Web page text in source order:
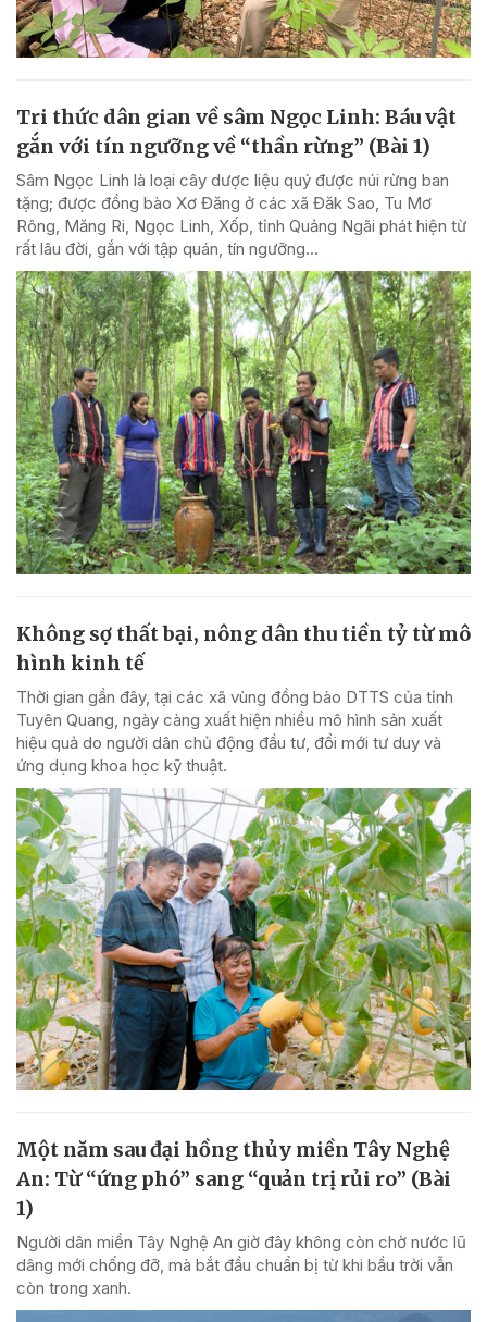
Tri thức dân gian về sâm Ngọc Linh: Báu vật
gắn với tín ngưỡng về “thần rừng” (Bài 1)
Sâm Ngọc Linh là loại cây dược liệu quý được núi rừng ban
tặng; được đồng bào Xơ Đăng ở các xã Đăk Sao, Tu Mơ
Rông, Măng Ri, Ngọc Linh, Xốp, tỉnh Quảng Ngãi phát hiện từ
rất lâu đời, gắn với tập quán, tín ngưỡng...
Không sợ thất bại, nông dân thu tiền tỷ từ mô
hình kinh tế
Thời gian gần đây, tại các xã vùng đồng bào DTTS của tỉnh
Tuyên Quang, ngày càng xuất hiện nhiều mô hình sản xuất
hiệu quả do người dân chủ động đầu tư, đổi mới tư duy và
ứng dụng khoa học kỹ thuật.
Một năm sau đại hồng thủy miền Tây Nghệ
An: Từ “ứng phó” sang “quản trị rủi ro” (Bài
1)
Người dân miền Tây Nghệ An giờ đây không còn chờ nước lũ
dâng mới chống đỡ, mà bắt đầu chuẩn bị từ khi bầu trời vẫn
còn trong xanh.